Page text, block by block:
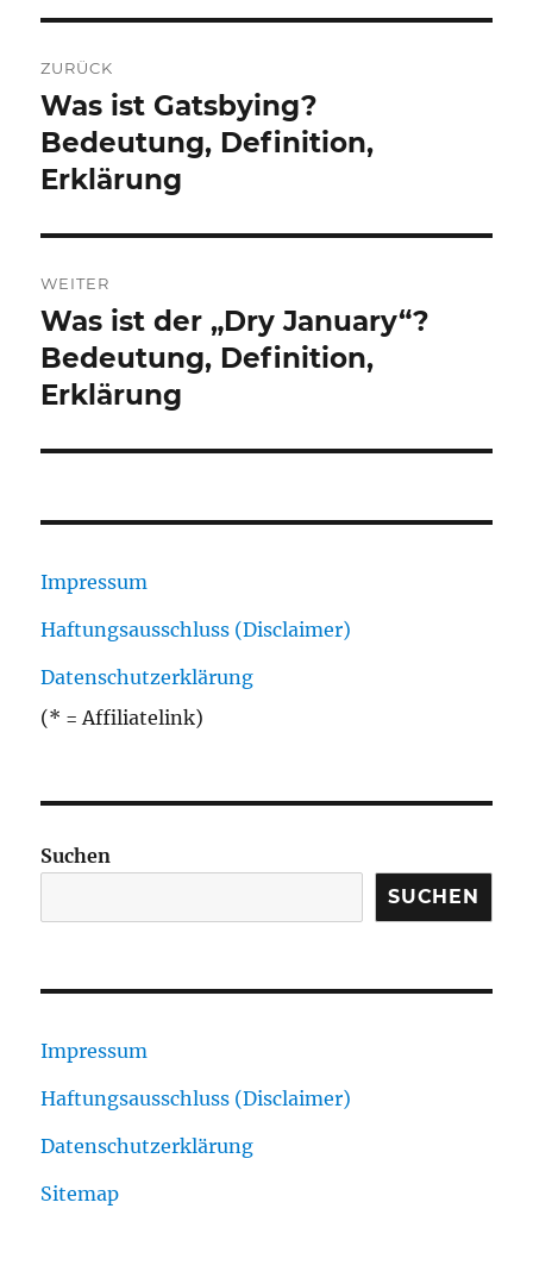
ZURÜCK
Vorheriger
Beitrag:
Was ist Gatsbying?
Bedeutung, Definition,
Erklärung
WEITER
Nächster
Beitrag:
Was ist der „Dry January“?
Bedeutung, Definition,
Erklärung
Impressum
Haftungsausschluss (Disclaimer)
Datenschutzerklärung
(* = Affiliatelink)
Suchen
SUCHEN
Impressum
Haftungsausschluss (Disclaimer)
Datenschutzerklärung
Sitemap